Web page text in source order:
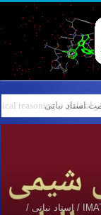
استاد نباتی
تدریس خصوصی IMAT / استاد نباتی /